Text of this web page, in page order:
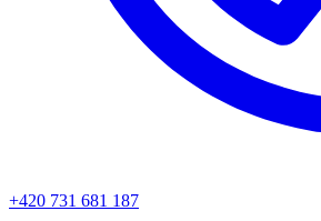
+420 731 681 187